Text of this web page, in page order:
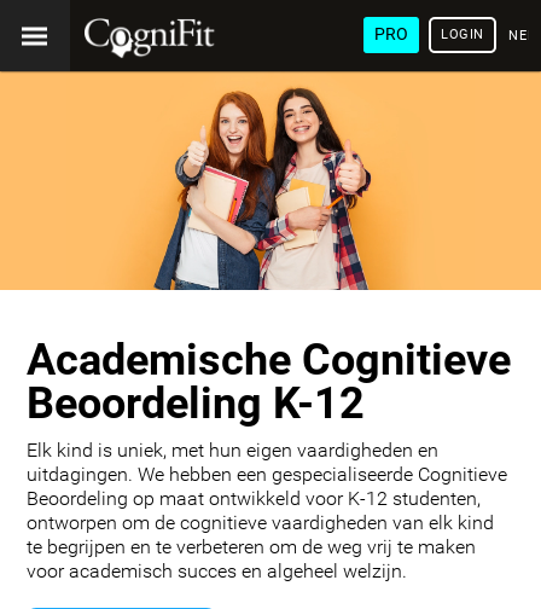
PRO LOGIN
Academische Cognitieve
Beoordeling K-12
Elk kind is uniek, met hun eigen vaardigheden en
uitdagingen. We hebben een gespecialiseerde Cognitieve
Beoordeling op maat ontwikkeld voor K-12 studenten,
ontworpen om de cognitieve vaardigheden van elk kind
te begrijpen en te verbeteren om de weg vrij te maken
voor academisch succes en algeheel welzijn.